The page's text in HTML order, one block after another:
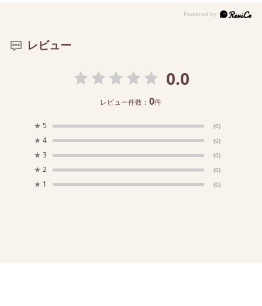
レビュー
0.0
レビュー件数：0件
★ 5 (0)
★ 4 (0)
★ 3 (0)
★ 2 (0)
★ 1 (0)